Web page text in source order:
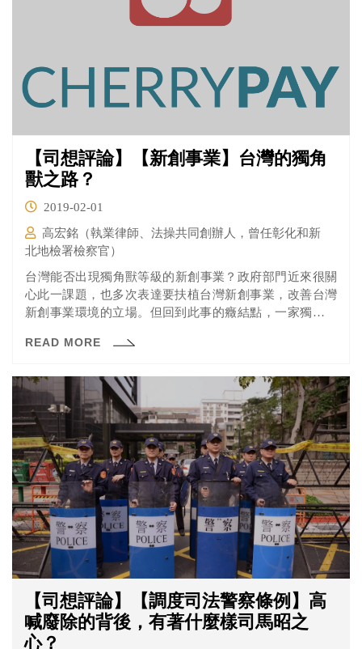
【司想評論】【新創事業】台灣的獨角
獸之路？
2019-02-01
高宏銘（執業律師、法操共同創辦人，曾任彰化和新
北地檢署檢察官）
​台灣能否出現獨角獸等級的新創事業？政府部門近來很關
心此一課題，也多次表達要扶植台灣新創事業，改善台灣
新創事業環境的立場。但回到此事的癥結點，一家獨角獸
READ MORE
【司想評論】【調度司法警察條例】高
喊廢除的背後，有著什麼樣司馬昭之
心？